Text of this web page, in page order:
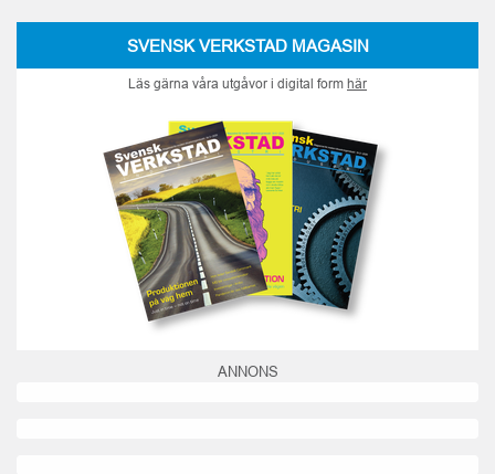
SVENSK VERKSTAD MAGASIN
Läs gärna våra utgåvor i digital form här
ANNONS